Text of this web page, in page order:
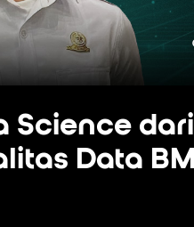
Science
Data